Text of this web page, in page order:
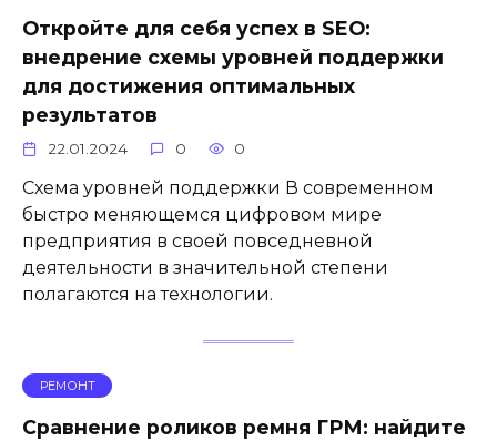
Откройте для себя успех в SEO:
внедрение схемы уровней поддержки
для достижения оптимальных
результатов
22.01.2024 0 0
Схема уровней поддержки В современном
быстро меняющемся цифровом мире
предприятия в своей повседневной
деятельности в значительной степени
полагаются на технологии.
РЕМОНТ
Сравнение роликов ремня ГРМ: найдите